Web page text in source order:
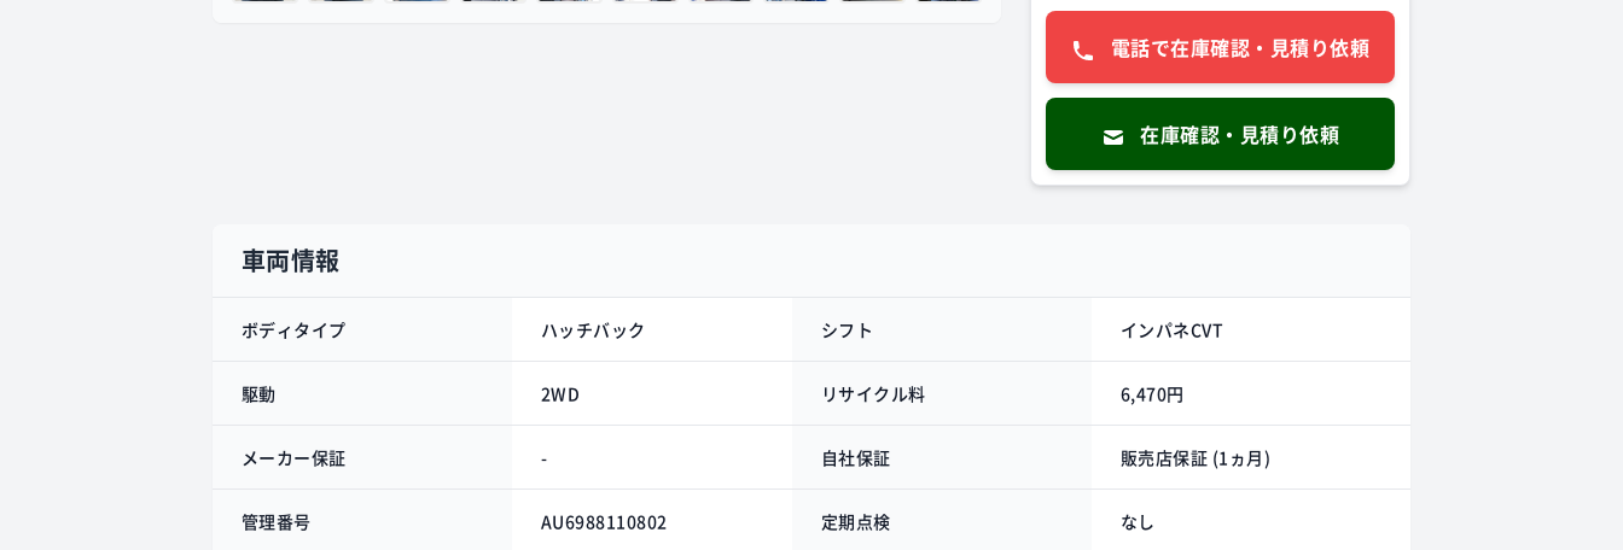
電話で在庫確認・見積り依頼
在庫確認・見積り依頼
車両情報
ボディタイプ ハッチバック シフト インパネCVT
駆動 2WD リサイクル料 6,470円
メーカー保証 - 自社保証 販売店保証 (1ヵ月)
管理番号 AU6988110802 定期点検 なし